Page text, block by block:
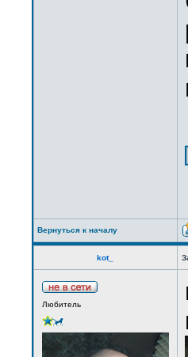
Вернуться к началу
kot_
Любитель